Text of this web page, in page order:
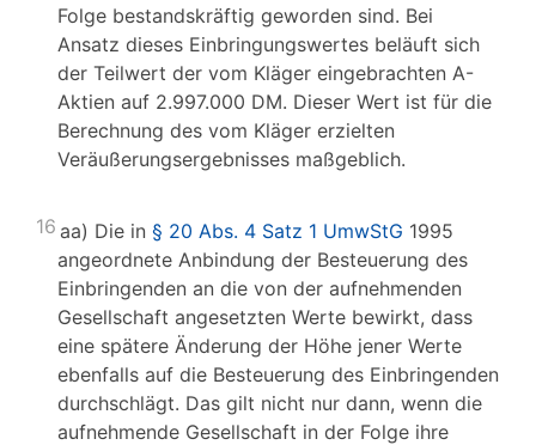
Folge bestandskräftig geworden sind. Bei
Ansatz dieses Einbringungswertes beläuft sich
der Teilwert der vom Kläger eingebrachten A-
Aktien auf 2.997.000 DM. Dieser Wert ist für die
Berechnung des vom Kläger erzielten
Veräußerungsergebnisses maßgeblich.
16 aa) Die in § 20 Abs. 4 Satz 1 UmwStG 1995
angeordnete Anbindung der Besteuerung des
Einbringenden an die von der aufnehmenden
Gesellschaft angesetzten Werte bewirkt, dass
eine spätere Änderung der Höhe jener Werte
ebenfalls auf die Besteuerung des Einbringenden
durchschlägt. Das gilt nicht nur dann, wenn die
aufnehmende Gesellschaft in der Folge ihre